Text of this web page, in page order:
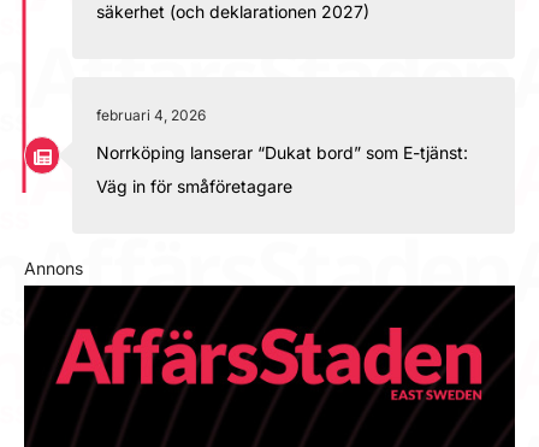
säkerhet (och deklarationen 2027)
februari 4, 2026
Norrköping lanserar “Dukat bord” som E-tjänst:
Väg in för småföretagare
Annons